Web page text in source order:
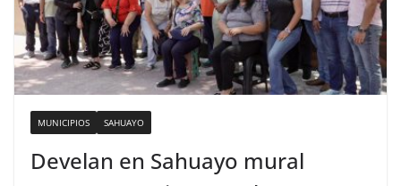
MUNICIPIOS SAHUAYO
Develan en Sahuayo mural